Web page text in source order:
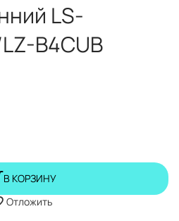
LS-
B4CUB
В КОРЗИНУ
Отложить